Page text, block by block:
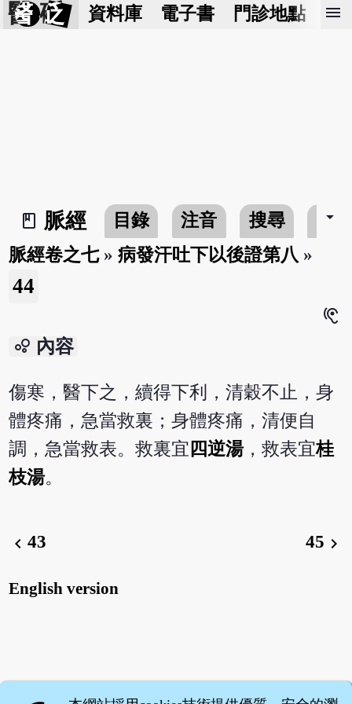
醫 砭 資料庫 電子書 門診地點 預
menu
book_2
脈經 目錄 注音 搜尋 書介
arrow_drop_down
脈經卷之七»病發汗吐下以後證第八 »
44
hearing
bubble_chart 內容
傷寒，醫下之，續得下利，清穀不止，身
體疼痛，急當救裏；身體疼痛，清便自
調，急當救表。救裏宜 四逆湯，救表宜桂
枝湯。
chevron_left43 45 chevron_right
English version